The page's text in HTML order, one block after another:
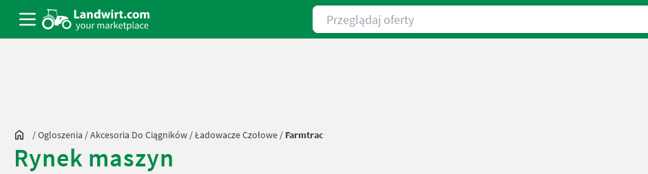
Przeglądaj oferty
/Ogloszenia /Akcesoria Do Ciągników /Ładowacze Czołowe / Farmtrac
Rynek maszyn